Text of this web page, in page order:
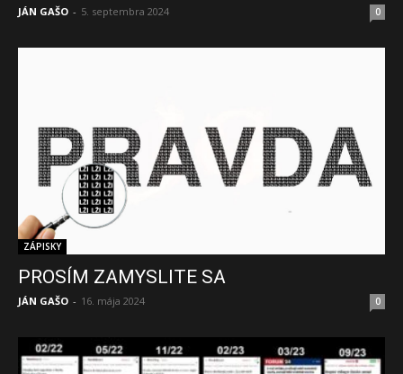
JÁN GAŠO - 5. septembra 2024 0
ZÁPISKY
PROSÍM ZAMYSLITE SA
JÁN GAŠO - 16. mája 2024 0